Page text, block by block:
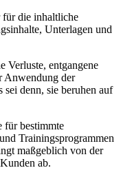
die inhaltliche
Unterlagen und
Verluste, entgangene
Anwendung der
sei denn, sie beruhen auf
für bestimmte
Trainingsprogrammen
maßgeblich von der
ab.